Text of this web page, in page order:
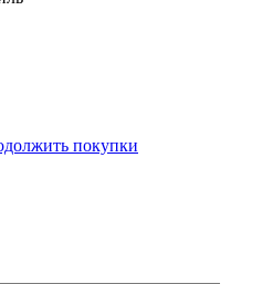
покупки